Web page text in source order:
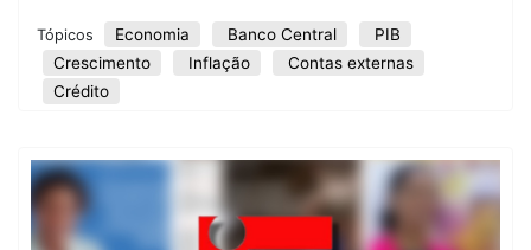
Tópicos Economia Banco Central
PIB
Crescimento
Inflação
Contas externas
Crédito